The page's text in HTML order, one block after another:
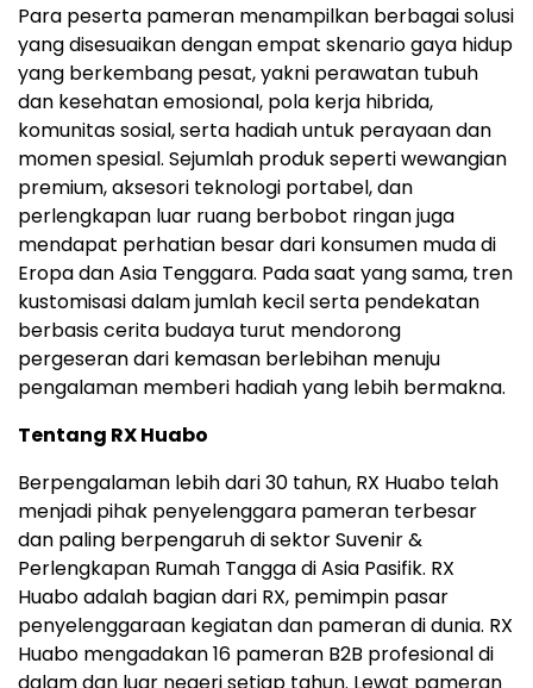
Para peserta pameran menampilkan berbagai solusi
yang disesuaikan dengan empat skenario gaya hidup
yang berkembang pesat, yakni perawatan tubuh
dan kesehatan emosional, pola kerja hibrida,
komunitas sosial, serta hadiah untuk perayaan dan
momen spesial. Sejumlah produk seperti wewangian
premium, aksesori teknologi portabel, dan
perlengkapan luar ruang berbobot ringan juga
mendapat perhatian besar dari konsumen muda di
Eropa dan Asia Tenggara. Pada saat yang sama, tren
kustomisasi dalam jumlah kecil serta pendekatan
berbasis cerita budaya turut mendorong
pergeseran dari kemasan berlebihan menuju
pengalaman memberi hadiah yang lebih bermakna.
Tentang RX Huabo
Berpengalaman lebih dari 30 tahun, RX Huabo telah
menjadi pihak penyelenggara pameran terbesar
dan paling berpengaruh di sektor Suvenir &
Perlengkapan Rumah Tangga di Asia Pasifik. RX
Huabo adalah bagian dari RX, pemimpin pasar
penyelenggaraan kegiatan dan pameran di dunia. RX
Huabo mengadakan 16 pameran B2B profesional di
dalam dan luar negeri setiap tahun. Lewat pameran